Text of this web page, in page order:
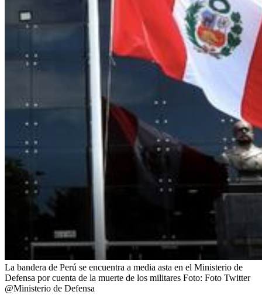
La bandera de Perú se encuentra a media asta en el Ministerio de
Defensa por cuenta de la muerte de los militares Foto: Foto Twitter
@Ministerio de Defensa